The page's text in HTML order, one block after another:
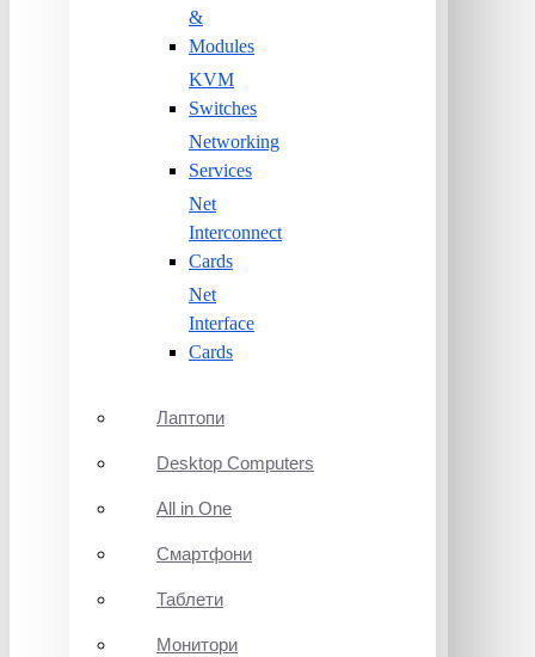
&
Modules
KVM
Switches
Networking
Services
Net
Interconnect
Cards
Net
Interface
Cards
Лаптопи
Desktop Computers
All in One
Смартфони
Таблети
Монитори